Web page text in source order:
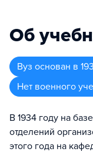
Об
Вуз основан в
Нет военного
В 1934 году на
отделений
этого года на